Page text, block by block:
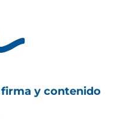
y contenido